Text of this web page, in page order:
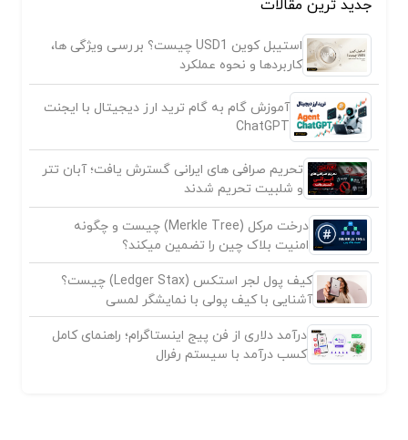
استیبل کوین USD1 چیست؟ بررسی ویژگی ها،
کاربردها و نحوه عملکرد
آموزش گام به گام ترید ارز دیجیتال با ایجنت
ChatGPT
تحریم صرافی های ایرانی گسترش یافت؛ آبان تتر
و شلبیت تحریم شدند
درخت مرکل (Merkle Tree) چیست و چگونه
امنیت بلاک چین را تضمین میکند؟
کیف پول لجر استکس (Ledger Stax) چیست؟
آشنایی با کیف پولی با نمایشگر لمسی
درآمد دلاری از فن پیج اینستاگرام؛ راهنمای کامل
کسب درآمد با سیستم رفرال